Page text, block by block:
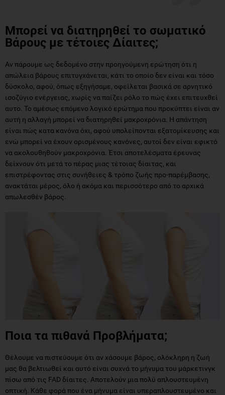
Μπορεί να διατηρηθεί το σωματικό
Βάρους με τέτοιες Δίαιτες;
Αν πάρουμε ως δεδομένο στην προηγούμενη ερώτηση ότι η
απώλεια βάρους επιτυγχάνεται, κάτι το οποίο δεν είναι και τόσο
δύσκολο, αφού, όπως εξηγήσαμε, οφείλεται βασικά σε αρνητικό
ισοζύγιο ενέργειας, χωρίς να παίζει ρόλο το πώς έχει επιτευχθεί
αυτο. Το αμέσως επόμενο λογικό ερώτημα που προκύπτει είναι αν
αυτή η αλλαγή μπορεί να διατηρηθεί μακροχρόνια. Η απάντηση
είναι πώς κατα κανόνα όχι, αφού υπολείπονται εξατομίκευσης και
ενώ μπορεί να έχουν ορισμένους κανόνες, αυτοί δεν είναι εφικτό
να ακολουθηθούν μακροχρόνια. Έτσι αποτελέσματα έρευνας
δείχνουν ότι μετά το πέρας μιας τέτοιας δίαιτας, και
επιστρέφοντας στις συνήθειες & τρόπο ζωής προ-παρέμβασης,
ανακτάται μέρος, όλο ή ακόμα και περισσότερο από το αρχικά
απωλεσθέν βάρος.
Ποια τα πιθανά Προβλήματα;
Θέλουμε να πιστεύουμε ότι αν χάσουμε βάρος, ολόκληρη η ζωή
μας θα βελτιωθεί και αυτό είναι συχνά το μήνυμα του μάρκετινγκ
πίσω από τις FAD δίαιτες. Αποτελούν μια πολύ απλουστευμένη
οπτική. Κάθε φορά που ένα μήνυμα είναι υπεραπλουστευμένο και